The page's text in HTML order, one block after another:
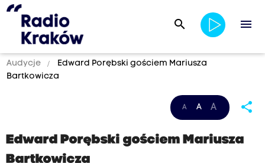
search menu
Audycje
Edward Porębski gościem Mariusza
Bartkowicza
A A A share
Edward Porębski gościem Mariusza
Bartkowicza